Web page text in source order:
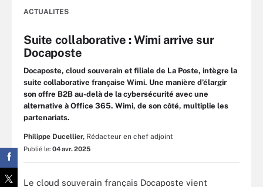
ACTUALITES
Suite collaborative : Wimi arrive sur
Docaposte
Docaposte, cloud souverain et filiale de La Poste, intègre la
suite collaborative française Wimi. Une manière d’élargir
son offre B2B au-delà de la cybersécurité avec une
alternative à Office 365. Wimi, de son côté, multiplie les
partenariats.
Philippe Ducellier, Rédacteur en chef adjoint
Publié le: 04 avr. 2025
Le cloud souverain français Docaposte vient